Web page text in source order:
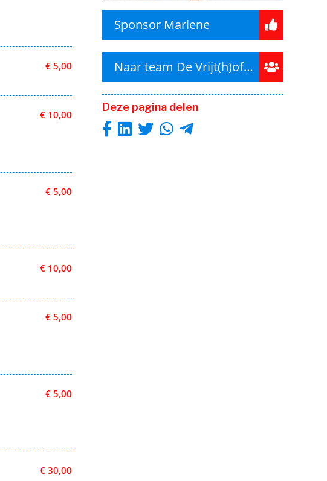
Sponsor Marlene
Naar team De Vrijt(h)ofkes
Deze pagina delen
€ 5,00
€ 10,00
€ 5,00
€ 10,00
€ 5,00
€ 5,00
€ 30,00